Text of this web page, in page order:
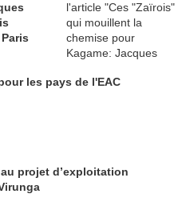
les pays de l'EAC
au projet d’exploitation